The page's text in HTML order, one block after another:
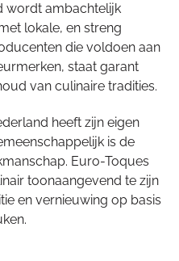
wordt ambachtelijk
lokale, en streng
die voldoen aan
staat garant
van culinaire tradities.
heeft zijn eigen
is de
Euro-Toques
toonaangevend te zijn
en vernieuwing op basis